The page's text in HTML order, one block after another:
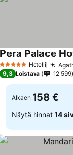
5 Tähtiluokitus
Hotelli
Pera Palace
9,3 Loistava 12 599
Alkaen 158 €
Näytä hinnat 14